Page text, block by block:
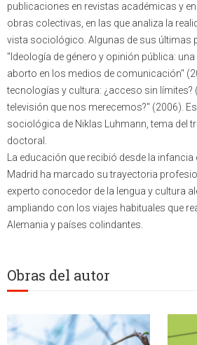
publicaciones en revistas académicas y
obras colectivas, en las que analiza la
vista sociológico. Algunas de sus últimas
"Ideología de género y opinión pública:
aborto en los medios de comunicación"
tecnologías y cultura: ¿acceso sin límites?
televisión que nos merecemos?" (2006).
sociológica de Niklas Luhmann, tema del
doctoral.
La educación que recibió desde la
Madrid ha marcado su trayectoria
experto conocedor de la lengua y cultura
ampliando con los viajes habituales que
Alemania y países colindantes.
Obras del autor